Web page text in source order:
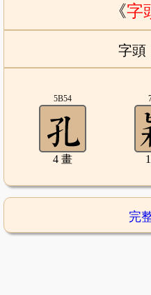
《字
字頭
5B54
4 畫
完